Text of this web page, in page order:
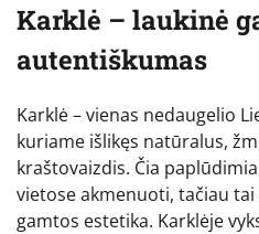
Karklė – laukinė
autentiškumas
Karklė – vienas nedaugelio
kuriame išlikęs natūralus,
kraštovaizdis. Čia
vietose akmenuoti, tačiau
gamtos estetika. Karklėje